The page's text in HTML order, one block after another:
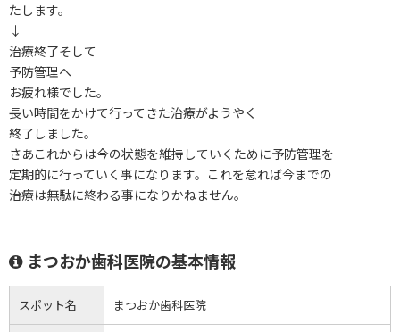
たします。
↓
治療終了そして
予防管理へ
お疲れ様でした。
長い時間をかけて行ってきた治療がようやく
終了しました。
さあこれからは今の状態を維持していくために予防管理を
定期的に行っていく事になります。これを怠れば今までの
治療は無駄に終わる事になりかねません。
まつおか歯科医院の基本情報
スポット名 まつおか歯科医院